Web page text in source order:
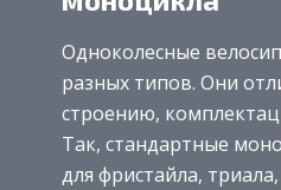
Одноколесные
разных типов. Они
строению,
Так, стандартные
для фристайла,